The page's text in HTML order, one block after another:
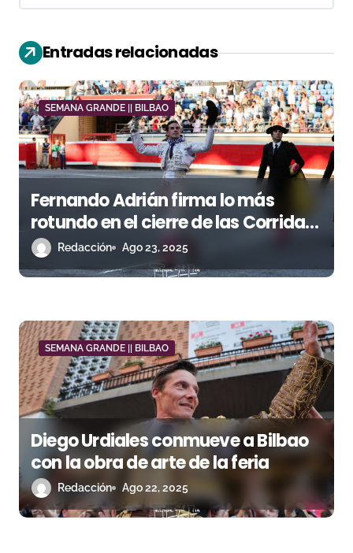
i
ó
n
d
e
e
n
t
r
d
a
s
Entradas relacionadas
SEMANA GRANDE || BILBAO
Fernando Adrián firma lo más
rotundo en el cierre de las Corridas
Generales de Bilbao
Redacción Ago 23, 2025
SEMANA GRANDE || BILBAO
Diego Urdiales conmueve a Bilbao
con la obra de arte de la feria
Redacción Ago 22, 2025